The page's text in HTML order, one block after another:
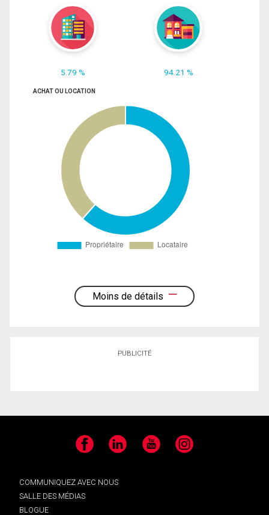
5.79 % 94.21 %
ACHAT OU LOCATION
Moins de détails
PUBLICITÉ
Facebook LinkedIn YouTube Instagram
COMMUNIQUEZ AVEC NOUS
SALLE DES MÉDIAS
BLOGUE